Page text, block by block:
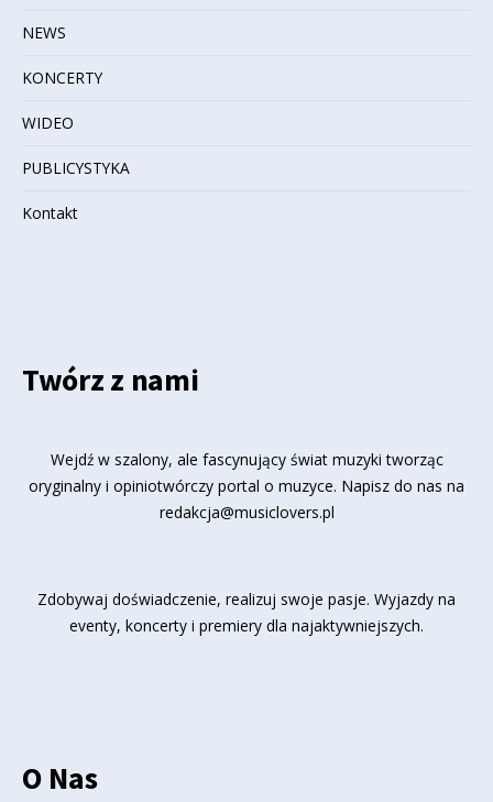
NEWS
KONCERTY
WIDEO
PUBLICYSTYKA
Kontakt
Twórz z nami
Wejdź w szalony, ale fascynujący świat muzyki tworząc
oryginalny i opiniotwórczy portal o muzyce. Napisz do nas na
redakcja@musiclovers.pl
Zdobywaj doświadczenie, realizuj swoje pasje. Wyjazdy na
eventy, koncerty i premiery dla najaktywniejszych.
O Nas